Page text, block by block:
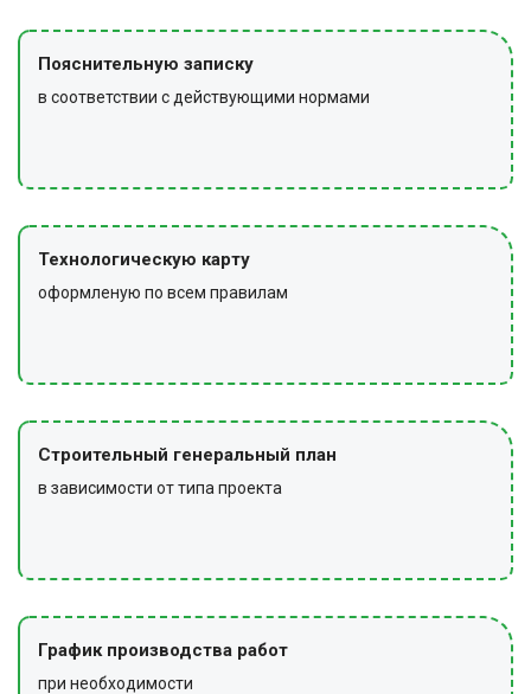
Пояснительную записку
в соответствии с действующими нормами
Технологическую карту
оформленую по всем правилам
Строительный генеральный план
в зависимости от типа проекта
График производства работ
при необходимости